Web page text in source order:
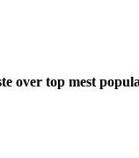
over top mest